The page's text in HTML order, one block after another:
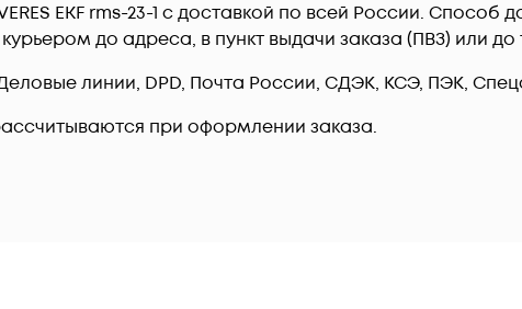
EKF rms-23-1 c доставкой по всей России.
до адреса, в пункт выдачи заказа (ПВЗ) или
линии, DPD, Почта России, СДЭК, КСЭ, ПЭК,
при оформлении заказа.